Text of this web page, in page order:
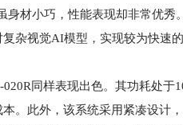
身材小巧，性能表现却非常优秀
杂视觉AI模型，实现较为快速
同样表现出色。其功耗处
。此外，该系统采用紧凑设计